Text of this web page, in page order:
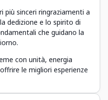
più sinceri ringraziamenti a
dedizione e lo spirito di
che guidano la
con unità, energia
le migliori esperienze